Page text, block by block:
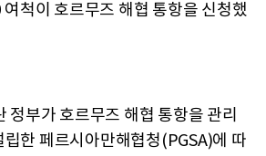
척이 호르무즈 해협 통항을 신청했
정부가 호르무즈 해협 통항을 관리
한 페르시아만해협청(PGSA)에 따